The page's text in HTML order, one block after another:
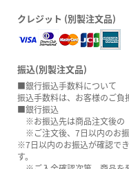
クレジット (別製注文品)
振込(別製注文品)
■銀行振込手数料について
振込手数料は、お客様のご負
■銀行振込
※お振込先は商品注文後の
※ご注文後、7日以内のお振
※7日以内のお振込が確認で
す。